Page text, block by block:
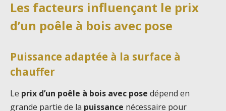
Les facteurs influençant le prix
d’un poêle à bois avec pose
Puissance adaptée à la surface à
chauffer
Le prix d’un poêle à bois avec pose dépend en
grande partie de la puissance nécessaire pour